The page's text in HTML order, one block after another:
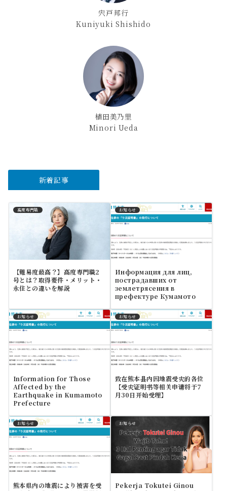
宍戸邦行
Kuniyuki Shishido
植田美乃里
Minori Ueda
新着記事
高度専門職
【難易度最高？】高度専門職2
号とは？取得要件・メリット・
永住との違いを解説
お知らせ
Информация для лиц,
пострадавших от
землетрясения в
префектуре Кумамото
お知らせ
Information for Those
Affected by the
Earthquake in Kumamoto
Prefecture
お知らせ
致在熊本县内因地震受灾的各位
【受灾证明书等相关申请将于7
月30日开始受理】
お知らせ
熊本県内の地震により被害を受
お知らせ
Pekerja Tokutei Ginou